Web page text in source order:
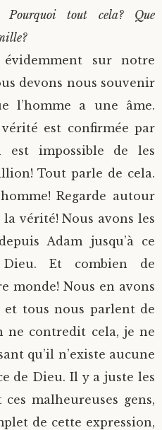
Pourquoi tout cela? Que
évidemment sur notre
devons nous souvenir
l’homme a une âme.
est confirmée par
est impossible de les
Tout parle de cela.
Regarde autour
vérité! Nous avons les
Adam jusqu’à ce
Et combien de
monde! Nous en avons
et tous nous parlent de
ne contredit cela, je ne
qu’il n’existe aucune
de Dieu. Il y a juste les
malheureuses gens,
de cette expression,